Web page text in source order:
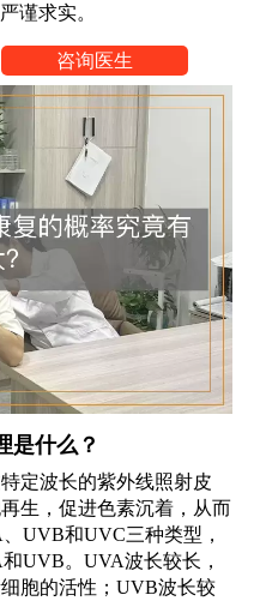
谨求实。
咨询医生
是什么？
定波长的紫外线照射皮
生，促进色素沉着，从而
UVB和UVC三种类型，
UVB。UVA波长较长，
胞的活性；UVB波长较